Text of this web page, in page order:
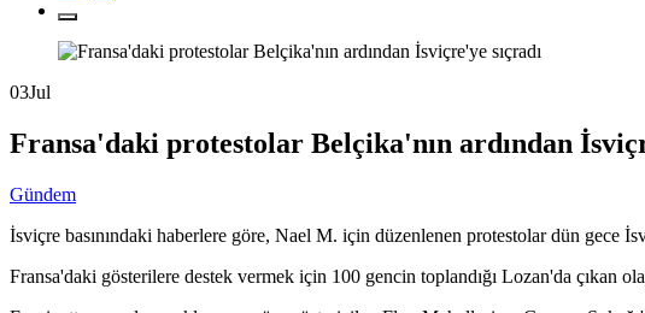
03Jul
Fransa'daki protestolar Belçika'nın ardından
Gündem
İsviçre basınındaki haberlere göre, Nael M. için düzenlenen protestolar dün gece
Fransa'daki gösterilere destek vermek için 100 gencin toplandığı Lozan'da çıkan